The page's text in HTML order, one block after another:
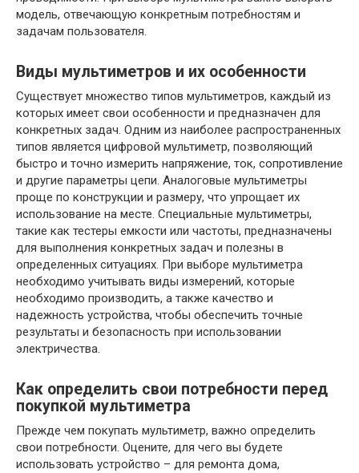
модель, отвечающую конкретным потребностям и
задачам пользователя.
Виды мультиметров и их особенности
Существует множество типов мультиметров, каждый из
которых имеет свои особенности и предназначен для
конкретных задач. Одним из наиболее распространенных
типов является цифровой мультиметр, позволяющий
быстро и точно измерить напряжение, ток, сопротивление
и другие параметры цепи. Аналоговые мультиметры
проще по конструкции и размеру, что упрощает их
использование на месте. Специальные мультиметры,
такие как тестеры емкости или частоты, предназначены
для выполнения конкретных задач и полезны в
определенных ситуациях. При выборе мультиметра
необходимо учитывать виды измерений, которые
необходимо производить, а также качество и
надежность устройства, чтобы обеспечить точные
результаты и безопасность при использовании
электричества.
Как определить свои потребности перед
покупкой мультиметра
Прежде чем покупать мультиметр, важно определить
свои потребности. Оцените, для чего вы будете
использовать устройство – для ремонта дома,